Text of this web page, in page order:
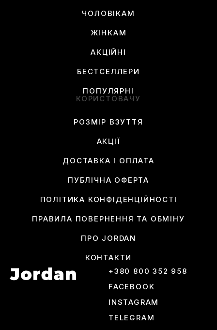
ЧОЛОВІКАМ
ЖІНКАМ
АКЦІЙНІ
БЕСТСЕЛЛЕРИ
ПОПУЛЯРНІ
КОРИСТОВАЧУ
РОЗМІР ВЗУТТЯ
АКЦІЇ
ДОСТАВКА І ОПЛАТА
ПУБЛІЧНА ОФЕРТА
ПОЛІТИКА КОНФІДЕНЦІЙНОСТІ
ПРАВИЛА ПОВЕРНЕННЯ ТА ОБМІНУ
ПРО JORDAN
КОНТАКТИ
+380 800 352 958
FACEBOOK
INSTAGRAM
TELEGRAM